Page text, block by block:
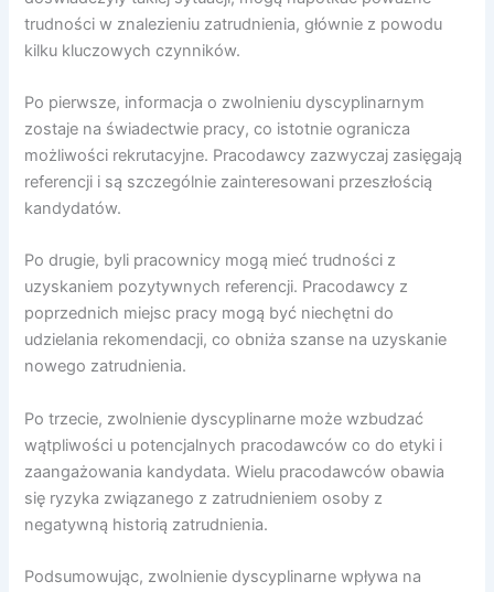
trudności w znalezieniu zatrudnienia, głównie z powodu
kilku kluczowych czynników.
Po pierwsze, informacja o zwolnieniu dyscyplinarnym
zostaje na świadectwie pracy, co istotnie ogranicza
możliwości rekrutacyjne. Pracodawcy zazwyczaj zasięgają
referencji i są szczególnie zainteresowani przeszłością
kandydatów.
Po drugie, byli pracownicy mogą mieć trudności z
uzyskaniem pozytywnych referencji. Pracodawcy z
poprzednich miejsc pracy mogą być niechętni do
udzielania rekomendacji, co obniża szanse na uzyskanie
nowego zatrudnienia.
Po trzecie, zwolnienie dyscyplinarne może wzbudzać
wątpliwości u potencjalnych pracodawców co do etyki i
zaangażowania kandydata. Wielu pracodawców obawia
się ryzyka związanego z zatrudnieniem osoby z
negatywną historią zatrudnienia.
Podsumowując, zwolnienie dyscyplinarne wpływa na